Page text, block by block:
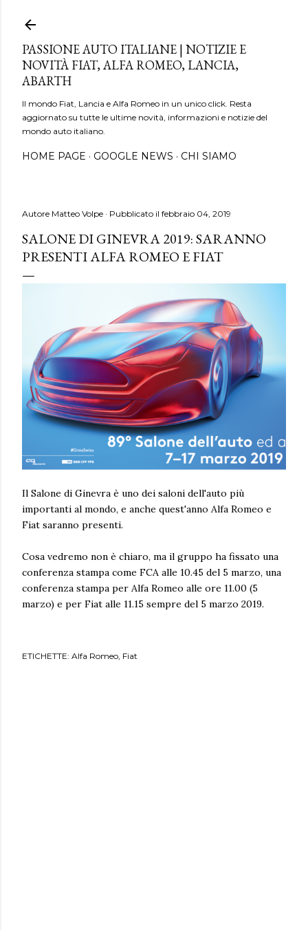
PASSIONE AUTO ITALIANE | NOTIZIE E
NOVITÀ FIAT, ALFA ROMEO, LANCIA,
ABARTH
Il mondo Fiat, Lancia e Alfa Romeo in un unico click. Resta
aggiornato su tutte le ultime novità, informazioni e notizie del
mondo auto italiano.
HOME PAGE GOOGLE NEWS CHI SIAMO
Autore Matteo Volpe Pubblicato il febbraio 04, 2019
SALONE DI GINEVRA 2019: SARANNO
PRESENTI ALFA ROMEO E FIAT
Il Salone di Ginevra è uno dei saloni dell'auto più
importanti al mondo, e anche quest'anno Alfa Romeo e
Fiat saranno presenti.
Cosa vedremo non è chiaro, ma il gruppo ha fissato una
conferenza stampa come FCA alle 10.45 del 5 marzo, una
conferenza stampa per Alfa Romeo alle ore 11.00 (5
marzo) e per Fiat alle 11.15 sempre del 5 marzo 2019.
ETICHETTE: Alfa Romeo Fiat